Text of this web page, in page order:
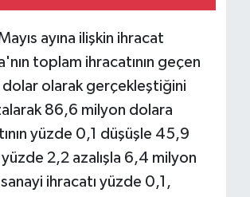
ayına ilişkin ihracat
toplam ihracatının geçen
dolar olarak gerçekleştiğini
86,6 milyon dolara
yüzde 0,1 düşüşle 45,9
2,2 azalışla 6,4 milyon
ihracatı yüzde 0,1,